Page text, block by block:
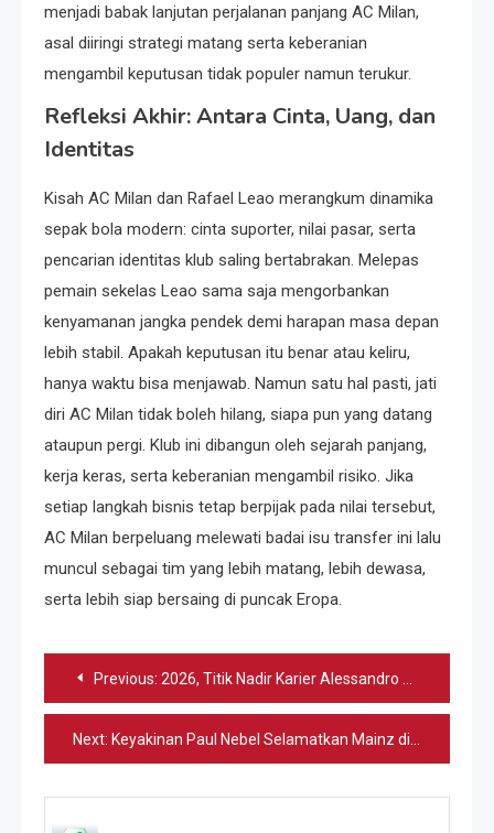
menjadi babak lanjutan perjalanan panjang AC Milan,
asal diiringi strategi matang serta keberanian
mengambil keputusan tidak populer namun terukur.
Refleksi Akhir: Antara Cinta, Uang, dan
Identitas
Kisah AC Milan dan Rafael Leao merangkum dinamika
sepak bola modern: cinta suporter, nilai pasar, serta
pencarian identitas klub saling bertabrakan. Melepas
pemain sekelas Leao sama saja mengorbankan
kenyamanan jangka pendek demi harapan masa depan
lebih stabil. Apakah keputusan itu benar atau keliru,
hanya waktu bisa menjawab. Namun satu hal pasti, jati
diri AC Milan tidak boleh hilang, siapa pun yang datang
ataupun pergi. Klub ini dibangun oleh sejarah panjang,
kerja keras, serta keberanian mengambil risiko. Jika
setiap langkah bisnis tetap berpijak pada nilai tersebut,
AC Milan berpeluang melewati badai isu transfer ini lalu
muncul sebagai tim yang lebih matang, lebih dewasa,
serta lebih siap bersaing di puncak Eropa.
Navigasi
pos
Previous: 2026, Titik Nadir Karier Alessandro Bastoni
Next: Keyakinan Paul Nebel Selamatkan Mainz di Liga Jerman